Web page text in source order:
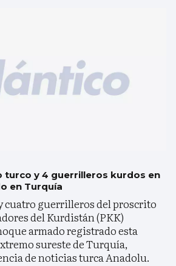
turco y 4 guerrilleros kurdos en
en Turquía
cuatro guerrilleros del proscrito
del Kurdistán (PKK)
armado registrado esta
sureste de Turquía,
de noticias turca Anadolu.